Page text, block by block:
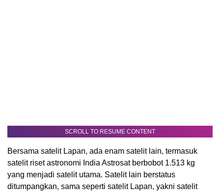
SCROLL TO RESUME CONTENT
Bersama satelit Lapan, ada enam satelit lain, termasuk
satelit riset astronomi India Astrosat berbobot 1.513 kg
yang menjadi satelit utama. Satelit lain berstatus
ditumpangkan, sama seperti satelit Lapan, yakni satelit